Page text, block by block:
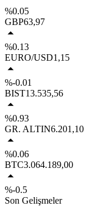
%0.05
GBP63,97
%0.13
EURO/USD1,15
%-0.01
BIST13.535,56
%0.93
GR. ALTIN6.201,10
%0.06
BTC3.064.189,00
%-0.5
Son Gelişmeler